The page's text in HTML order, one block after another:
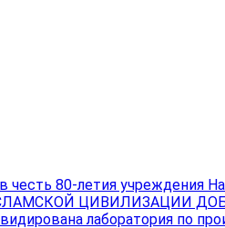
честь 80-летия учреждения
ЦИВИЛИЗАЦИИ
лаборатория по